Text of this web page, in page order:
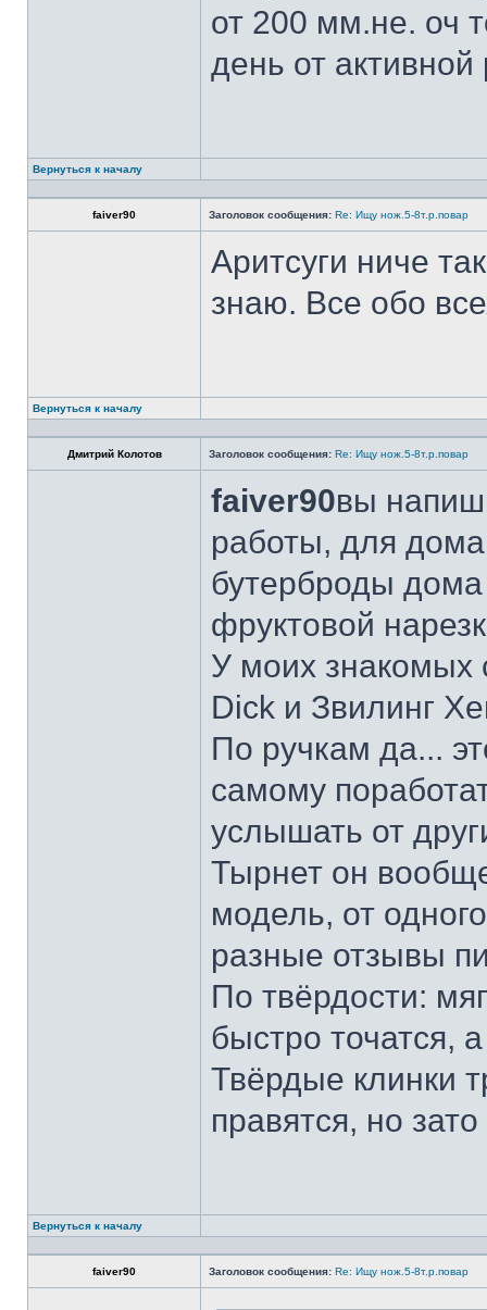
от 200 мм.не. оч
день от
Вернуться к началу
faiver90 Заголовок сообщения: Re: Ищу нож.5-8т.р.повар
Аритсуги ниче
знаю. Все обо
Вернуться к началу
Дмитрий Колотов Заголовок сообщения: Re: Ищу нож.5-8т.р.повар
faiver90вы
работы, для
бутерброды дома
фруктовой
У моих знакомых
Dick и Звилинг
По ручкам да...
самому
услышать от
Тырнет он
модель, от
разные отзывы
По твёрдости:
быстро точатся,
Твёрдые клинки
правятся, но
Вернуться к началу
faiver90 Заголовок сообщения: Re: Ищу нож.5-8т.р.повар